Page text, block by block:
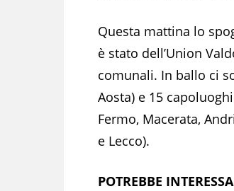
Questa mattina lo
è stato dell’Union
comunali. In ballo ci
Aosta) e 15
Fermo, Macerata,
e Lecco).
POTREBBE